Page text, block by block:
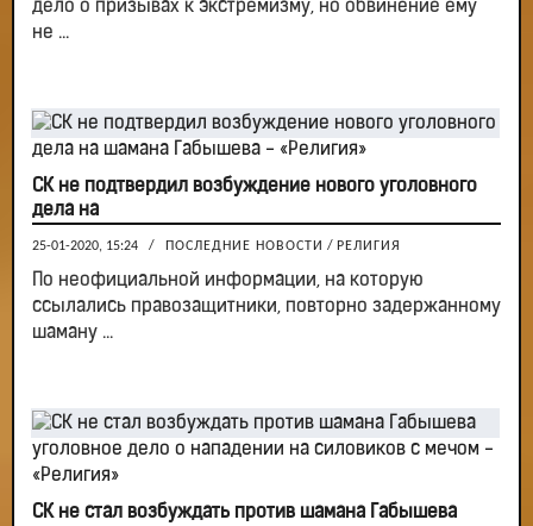
дело о призывах к экстремизму, но обвинение ему
не ...
СК не подтвердил возбуждение нового уголовного
дела на
25-01-2020, 15:24 / ПОСЛЕДНИЕ НОВОСТИ / РЕЛИГИЯ
По неофициальной информации, на которую
ссылались правозащитники, повторно задержанному
шаману ...
СК не стал возбуждать против шамана Габышева